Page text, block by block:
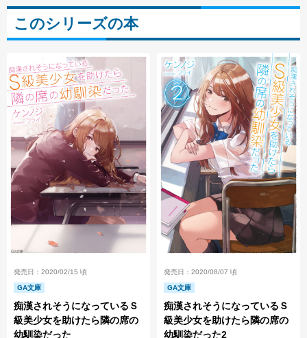
このシリーズの本
発売日：2020/02/15 頃
GA文庫
痴漢されそうになっているＳ
級美少女を助けたら隣の席の
幼馴染だった
発売日：2020/08/07 頃
GA文庫
痴漢されそうになっているＳ
級美少女を助けたら隣の席の
幼馴染だった2